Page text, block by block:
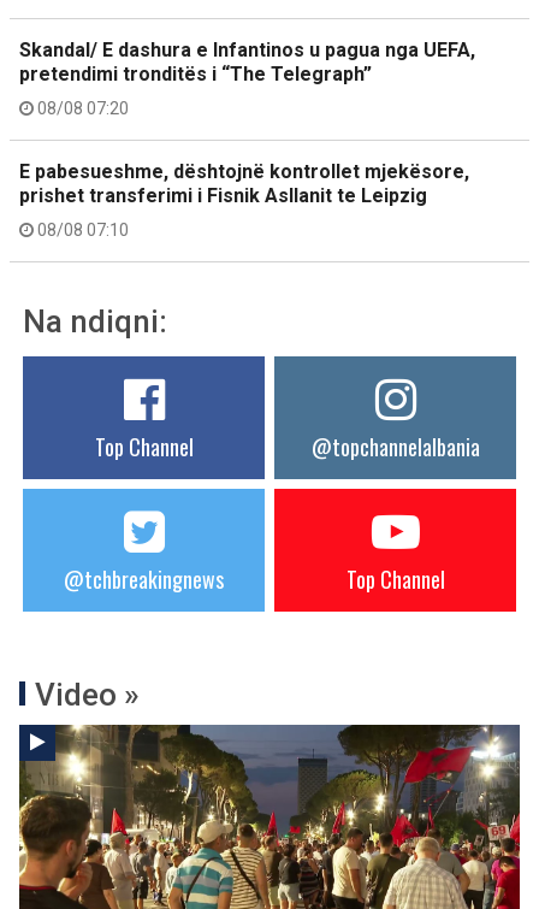
Skandal/ E dashura e Infantinos u pagua nga UEFA,
pretendimi tronditës i “The Telegraph”
08/08 07:20
E pabesueshme, dështojnë kontrollet mjekësore,
prishet transferimi i Fisnik Asllanit te Leipzig
08/08 07:10
Na ndiqni:
Top Channel @topchannelalbania
@tchbreakingnews Top Channel
Video »